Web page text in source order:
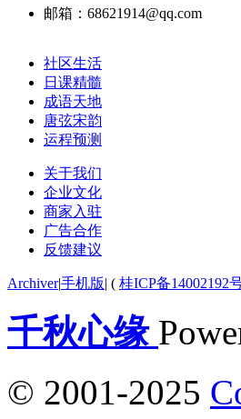
邮箱：68621914@qq.com
社区生活
日课精髓
成语天地
唐弦宋韵
运程预测
关于我们
企业文化
商家入驻
广告合作
反馈建议
Archiver|手机版| ( 桂ICP备14002192
千秋心缘
© 2001-2025